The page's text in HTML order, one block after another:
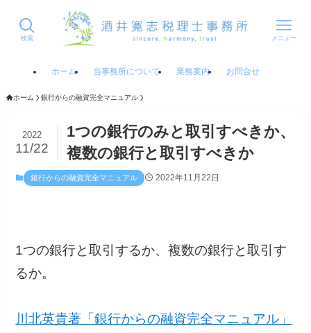
検索 メニュー
ホーム 当事務所について 業務案内 お問合せ
ホーム 銀行からの融資完全マニュアル
1つの銀行のみと取引すべきか、
複数の銀行と取引すべきか
2022
11/22
銀行からの融資完全マニュアル 2022年11月22日
1つの銀行と取引するか、複数の銀行と取引す
るか。
川北英貴著「銀行からの融資完全マニュアル」